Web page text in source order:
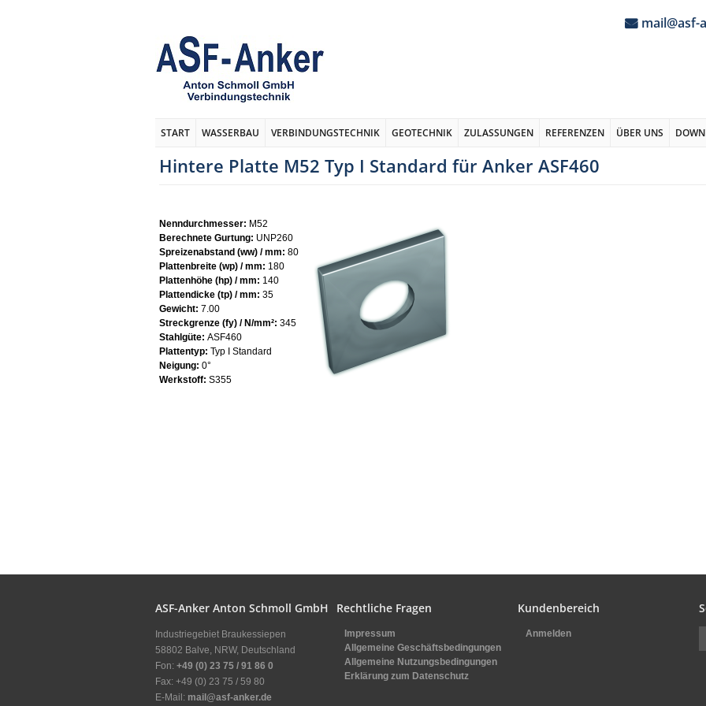
mail@asf-
START WASSERBAU VERBINDUNGSTECHNIK GEOTECHNIK ZULASSUNGEN REFERENZEN ÜBER UNS
Hintere Platte M52 Typ I Standard für Anker ASF460
Nenndurchmesser: M52
Berechnete Gurtung: UNP260
Spreizenabstand (ww) / mm: 80
Plattenbreite (wp) / mm: 180
Plattenhöhe (hp) / mm: 140
Plattendicke (tp) / mm: 35
Gewicht: 7.00
Streckgrenze (fy) / N/mm²: 345
Stahlgüte: ASF460
Plattentyp: Typ I Standard
Neigung: 0°
Werkstoff: S355
ASF-Anker Anton Schmoll GmbH
Industriegebiet Braukessiepen
58802 Balve, NRW, Deutschland
Fon: +49 (0) 23 75 / 91 86 0
Fax: +49 (0) 23 75 / 59 80
E-Mail: mail@asf-anker.de
Rechtliche Fragen
Impressum
Allgemeine Geschäftsbedingungen
Allgemeine Nutzungsbedingungen
Erklärung zum Datenschutz
Kundenbereich
Anmelden